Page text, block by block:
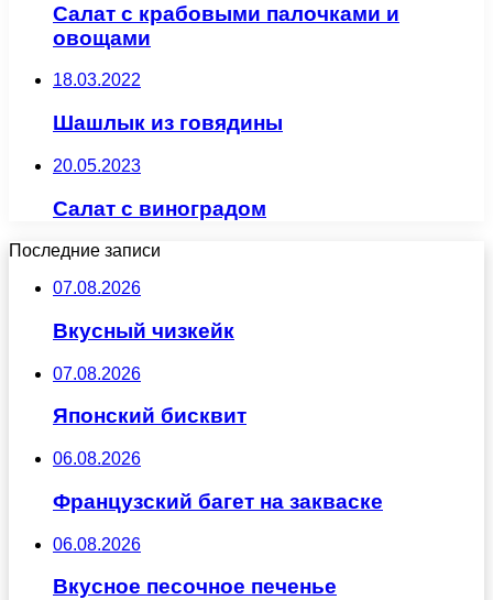
Салат с крабовыми палочками и
овощами
18.03.2022
Шашлык из говядины
20.05.2023
Салат с виноградом
Последние записи
07.08.2026
Вкусный чизкейк
07.08.2026
Японский бисквит
06.08.2026
Французский багет на закваске
06.08.2026
Вкусное песочное печенье